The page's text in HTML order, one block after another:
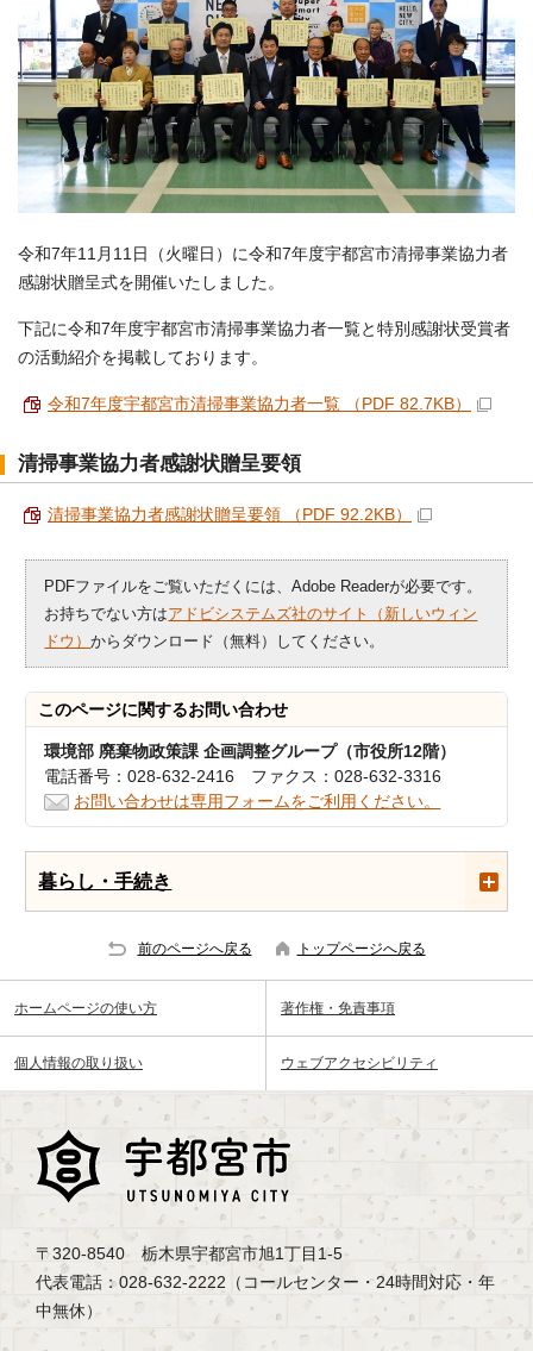
令和7年11月11日（火曜日）に令和7年度宇都宮市清掃事業協力者
感謝状贈呈式を開催いたしました。
下記に令和7年度宇都宮市清掃事業協力者一覧と特別感謝状受賞者
の活動紹介を掲載しております。
令和7年度宇都宮市清掃事業協力者一覧 （PDF 82.7KB）
清掃事業協力者感謝状贈呈要領
清掃事業協力者感謝状贈呈要領 （PDF 92.2KB）
PDFファイルをご覧いただくには、Adobe Readerが必要です。
お持ちでない方はアドビシステムズ社のサイト（新しいウィン
ドウ）からダウンロード（無料）してください。
このページに関するお問い合わせ
環境部 廃棄物政策課 企画調整グループ（市役所12階）
電話番号：028-632-2416 ファクス：028-632-3316
お問い合わせは専用フォームをご利用ください。
暮らし・手続き
前のページへ戻る トップページへ戻る
ホームページの使い方 著作権・免責事項
個人情報の取り扱い ウェブアクセシビリティ
〒320-8540 栃木県宇都宮市旭1丁目1-5
代表電話：028-632-2222（コールセンター・24時間対応・年
中無休）